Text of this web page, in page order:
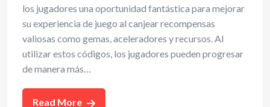
los jugadores una oportunidad fantástica para mejorar
su experiencia de juego al canjear recompensas
valiosas como gemas, aceleradores y recursos. Al
utilizar estos códigos, los jugadores pueden progresar
de manera más…
Read More